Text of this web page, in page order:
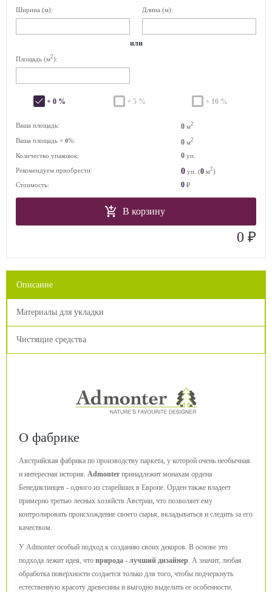
Ширина (м): Длина (м):
или
Площадь (м2):
+ 0 % + 5 % + 10 %
Ваша площадь: 0 м2
Ваша площадь + 0%: 0 м2
Количество упаковок: 0 уп.
Рекомендуем приобрести:
0 уп. (0 м2)
Стоимость:
0 ₽
В корзину
0 ₽
Описание
Материалы для укладки
Чистящие средства
О фабрике
Австрийская фабрика по производству паркета, у которой очень необычная
и интересная история. Admonter принадлежит монахам ордена
Бенедиктинцев - одного из старейших в Европе. Орден также владеет
примерно третью лесных хозяйств Австрии, что позволяет ему
контролировать происхождение своего сырья, вкладываться и следить за его
качеством.
У Admonter особый подход к созданию своих декоров. В основе это
подхода лежит идея, что природа - лучший дизайнер. А значит, любая
обработка поверхности создается только для того, чтобы подчеркнуть
естественную красоту древесины и выгодно выделить ее особенности.